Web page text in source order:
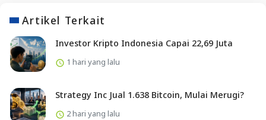
Artikel Terkait
Investor Kripto Indonesia Capai 22,69 Juta
1 hari yang lalu
Strategy Inc Jual 1.638 Bitcoin, Mulai Merugi?
2 hari yang lalu